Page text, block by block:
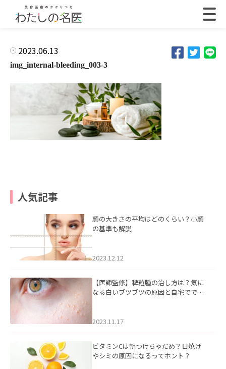
2023.06.13
img_internal-bleeding_003-3
人気記事
顔の大きさの平均はどのくらい？小顔
の基準も解説
2023.12.12
【医師監修】稗粒腫の治し方は？気に
なる白いブツブツの原因と自宅ででき
2023.11.17
ビタミンCは朝つけちゃだめ？日焼け
やシミの原因になるってホント？